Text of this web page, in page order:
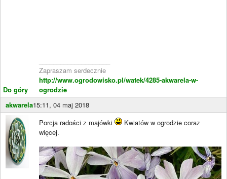
Do góry
Zapraszam serdecznie
http://www.ogrodowisko.pl/watek/4285-akwarela-w-
ogrodzie
akwarela15:11, 04 maj 2018
Porcja radości z majówki
Kwiatów w ogrodzie coraz
więcej.